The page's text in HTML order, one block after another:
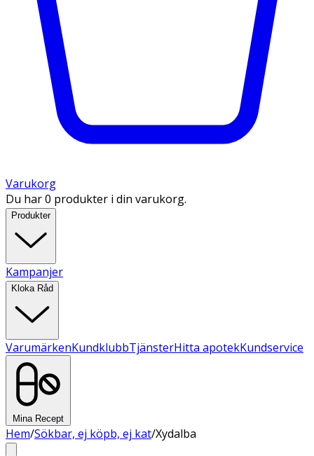
Varukorg
Du har 0 produkter i din varukorg.
Produkter
Kampanjer
Kloka Råd
VarumärkenKundklubbTjänsterHitta apotekKundservice
Mina Recept
Hem/Sökbar, ej köpb, ej kat/Xydalba